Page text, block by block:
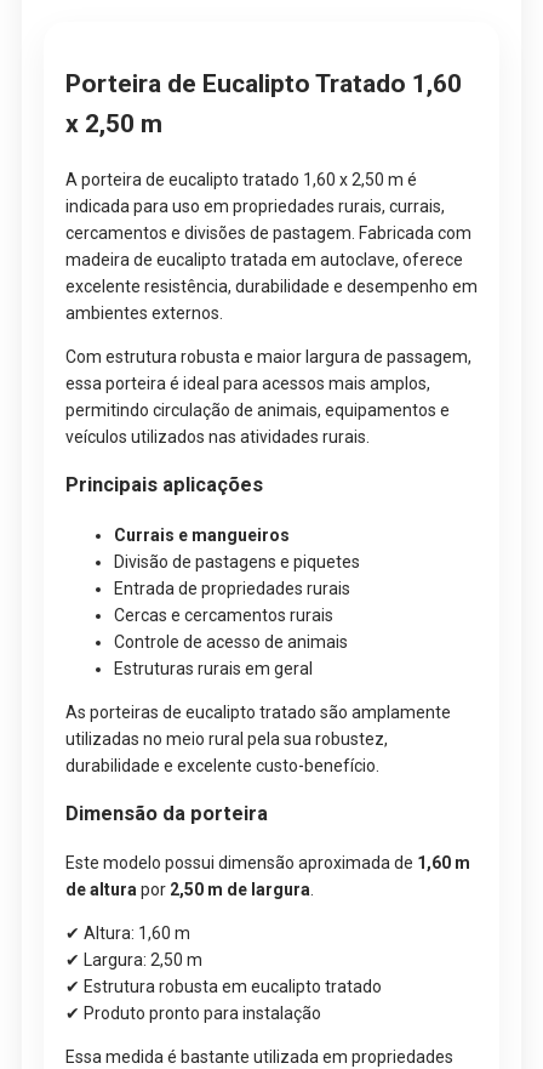
Porteira de Eucalipto Tratado 1,60
x 2,50 m
A porteira de eucalipto tratado 1,60 x 2,50 m é
indicada para uso em propriedades rurais, currais,
cercamentos e divisões de pastagem. Fabricada com
madeira de eucalipto tratada em autoclave, oferece
excelente resistência, durabilidade e desempenho em
ambientes externos.
Com estrutura robusta e maior largura de passagem,
essa porteira é ideal para acessos mais amplos,
permitindo circulação de animais, equipamentos e
veículos utilizados nas atividades rurais.
Principais aplicações
Currais e mangueiros
Divisão de pastagens e piquetes
Entrada de propriedades rurais
Cercas e cercamentos rurais
Controle de acesso de animais
Estruturas rurais em geral
As porteiras de eucalipto tratado são amplamente
utilizadas no meio rural pela sua robustez,
durabilidade e excelente custo-benefício.
Dimensão da porteira
Este modelo possui dimensão aproximada de 1,60 m
de alturapor 2,50 m de largura.
✔ Altura: 1,60 m
✔ Largura: 2,50 m
✔ Estrutura robusta em eucalipto tratado
✔ Produto pronto para instalação
Essa medida é bastante utilizada em propriedades